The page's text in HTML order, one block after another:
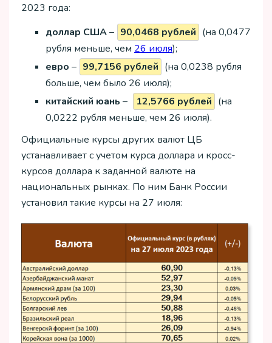
2023 года:
доллар США– 90,0468 рублей (на 0,0477
рубля меньше, чем 26 июля);
евро – 99,7156 рублей (на 0,0238 рубля
больше, чем было 26 июля);
китайский юань – 12,5766 рублей (на
0,0222 рубля меньше, чем 26 июля).
Официальные курсы других валют ЦБ
устанавливает с учетом курса доллара и кросс-
курсов доллара к заданной валюте на
национальных рынках. По ним Банк России
установил такие курсы на 27 июля: